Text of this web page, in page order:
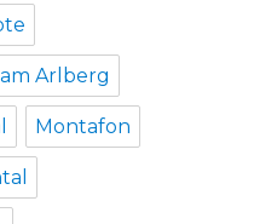
Arlberg
Montafon